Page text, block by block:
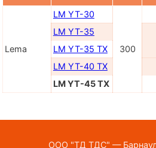
Lema
LM YT-30
300
LM YT-35
LM YT-35 TX
LM YT-40 TX
LM YT-45 TX
ООО "ТД ТДС" —